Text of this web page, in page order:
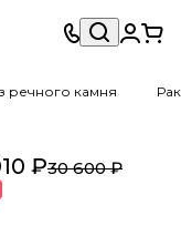
речного камня
₽30 600 ₽